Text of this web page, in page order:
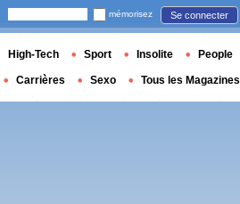
mémorisez Se connecter
High-Tech Sport Insolite People
Carrières Sexo Tous les Magazines